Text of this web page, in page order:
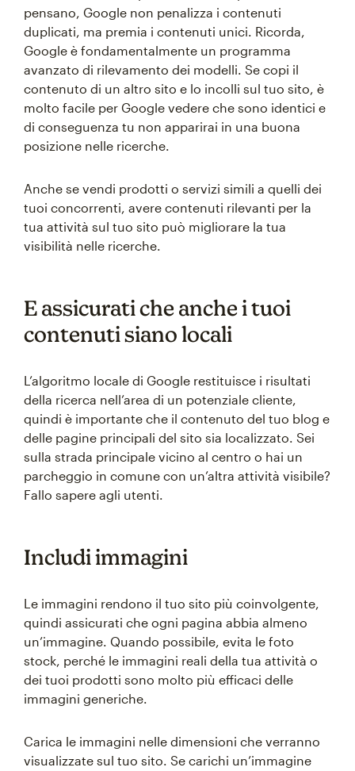
pensano, Google non penalizza i contenuti
duplicati, ma premia i contenuti unici. Ricorda,
Google è fondamentalmente un programma
avanzato di rilevamento dei modelli. Se copi il
contenuto di un altro sito e lo incolli sul tuo sito, è
molto facile per Google vedere che sono identici e
di conseguenza tu non apparirai in una buona
posizione nelle ricerche.
Anche se vendi prodotti o servizi simili a quelli dei
tuoi concorrenti, avere contenuti rilevanti per la
tua attività sul tuo sito può migliorare la tua
visibilità nelle ricerche.
E assicurati che anche i tuoi
contenuti siano locali
L’algoritmo locale di Google restituisce i risultati
della ricerca nell’area di un potenziale cliente,
quindi è importante che il contenuto del tuo blog e
delle pagine principali del sito sia localizzato. Sei
sulla strada principale vicino al centro o hai un
parcheggio in comune con un’altra attività visibile?
Fallo sapere agli utenti.
Includi immagini
Le immagini rendono il tuo sito più coinvolgente,
quindi assicurati che ogni pagina abbia almeno
un’immagine. Quando possibile, evita le foto
stock, perché le immagini reali della tua attività o
dei tuoi prodotti sono molto più efficaci delle
immagini generiche.
Carica le immagini nelle dimensioni che verranno
visualizzate sul tuo sito. Se carichi un’immagine